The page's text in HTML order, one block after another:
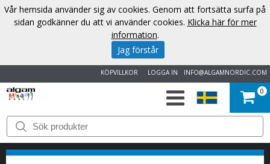
INFO@ALGAMNORDIC.COM
LOGGA IN
KÖPVILLKOR
START
VARUMÄRKEN
0
Vår hemsida använder sig av cookies. Genom att fortsätta surfa på
sidan godkänner du att vi använder cookies. Klicka här för mer
information.
Jag förstår